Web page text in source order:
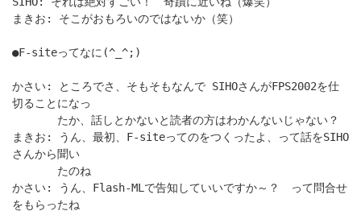
まきお: そこがおもろいのではないか（笑）
●F-siteってなに(^_^;)
かさい: ところでさ、そもそもなんで SIHOさんがFPS2002を仕
切ることになっ
たか、話しとかないと読者の方はわかんないじゃない？
まきお: うん、最初、F-siteってのをつくったよ、って話をSIHO
さんから聞い
たのね
かさい: うん、Flash-MLで告知していいですか～？ って問合せ
をもらったね